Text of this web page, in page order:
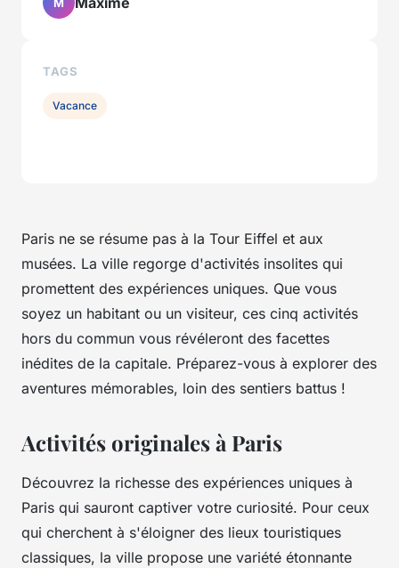
Paris ne se résume pas à la Tour Eiffel et aux
musées. La ville regorge d'activités insolites qui
promettent des expériences uniques. Que vous
soyez un habitant ou un visiteur, ces cinq activités
hors du commun vous révéleront des facettes
inédites de la capitale. Préparez-vous à explorer des
aventures mémorables, loin des sentiers battus !
Activités originales à Paris
Découvrez la richesse des expériences uniques à
Paris qui sauront captiver votre curiosité. Pour ceux
qui cherchent à s'éloigner des lieux touristiques
classiques, la ville propose une variété étonnante
M
TAGS
Vacance